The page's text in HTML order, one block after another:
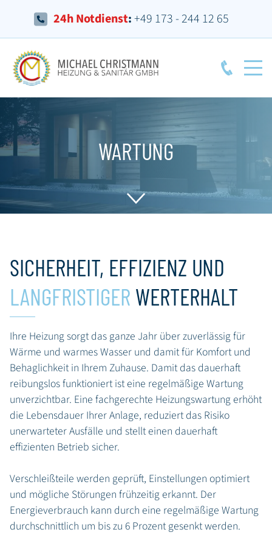
24h Notdienst:+49 173 - 244 12 65
WARTUNG
SICHERHEIT, EFFIZIENZ UND
LANGFRISTIGER WERTERHALT
Ihre Heizung sorgt das ganze Jahr über zuverlässig für
Wärme und warmes Wasser und damit für Komfort und
Behaglichkeit in Ihrem Zuhause. Damit das dauerhaft
reibungslos funktioniert ist eine regelmäßige Wartung
unverzichtbar. Eine fachgerechte Heizungswartung erhöht
die Lebensdauer Ihrer Anlage, reduziert das Risiko
unerwarteter Ausfälle und stellt einen dauerhaft
effizienten Betrieb sicher.
Verschleißteile werden geprüft, Einstellungen optimiert
und mögliche Störungen frühzeitig erkannt. Der
Energieverbrauch kann durch eine regelmäßige Wartung
durchschnittlich um bis zu 6 Prozent gesenkt werden.